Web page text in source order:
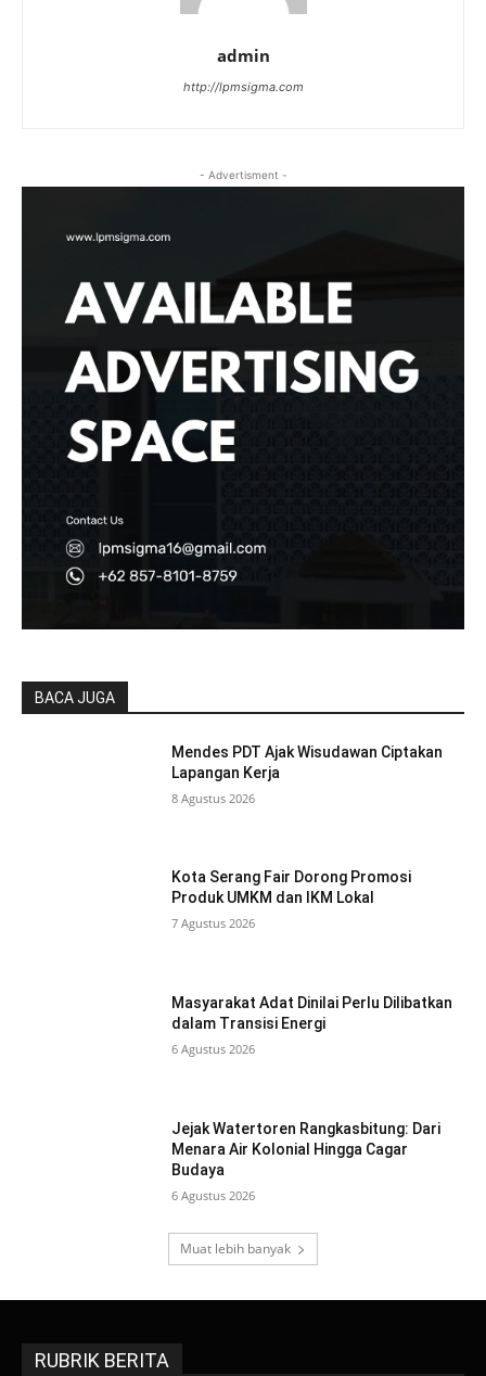
admin
http://lpmsigma.com
- Advertisment -
BACA JUGA
Mendes PDT Ajak Wisudawan Ciptakan
Lapangan Kerja
8 Agustus 2026
Kota Serang Fair Dorong Promosi
Produk UMKM dan IKM Lokal
7 Agustus 2026
Masyarakat Adat Dinilai Perlu Dilibatkan
dalam Transisi Energi
6 Agustus 2026
Jejak Watertoren Rangkasbitung: Dari
Menara Air Kolonial Hingga Cagar
Budaya
6 Agustus 2026
Muat lebih banyak
RUBRIK BERITA